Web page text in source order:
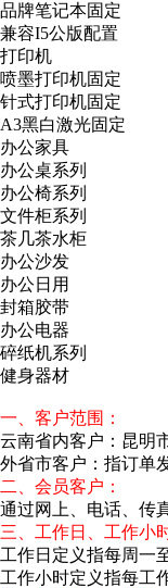
品牌笔记本固定
兼容I5公版配置
打印机
喷墨打印机固定
针式打印机固定
A3黑白激光固定
办公家具
办公桌系列
办公椅系列
文件柜系列
茶几茶水柜
办公沙发
办公日用
封箱胶带
办公电器
碎纸机系列
健身器材
一、客户范围：
云南省内客户：昆明
外省市客户：指订单
二、会员客户：
通过网上、电话、传
三、工作日、工作小
工作日定义指每周一
工作小时定义指每工